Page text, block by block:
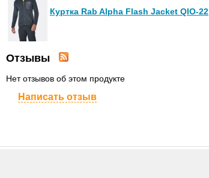
Куртка Rab Alpha Flash Jacket QIO-22
Отзывы
Нет отзывов об этом продукте
Написать отзыв